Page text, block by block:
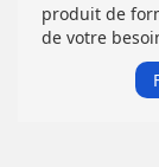
produit de
de votre